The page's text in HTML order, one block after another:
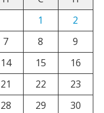
1
2
7 8
9
14 15
16
21 22
23
28 29
30